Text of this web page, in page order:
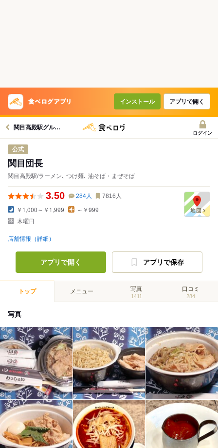
インストール アプリで開く
関目高殿駅グルメへ
ログイン
公式
関目団長
関目高殿駅/ラーメン､ つけ麺､ 油そば・まぜそば
3.50 284人 7816 人
￥1,000～￥1,999
～￥999
木曜日
店舗情報（詳細）
アプリで開く アプリで保存
トップ メニュー 写真
1411
口コミ
284
写真